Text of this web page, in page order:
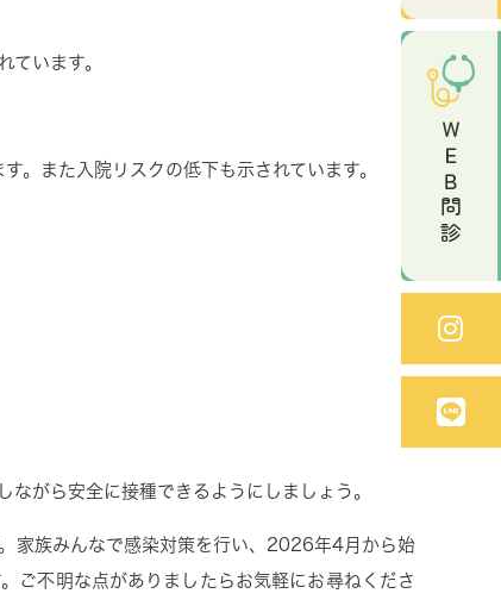
ＷＥＢ問診
ています。
。また入院リスクの低下も示されています。
がら安全に接種できるようにしましょう。
家族みんなで感染対策を行い、 2026年4月から始
ご不明な点がありましたらお気軽にお尋ねくださ